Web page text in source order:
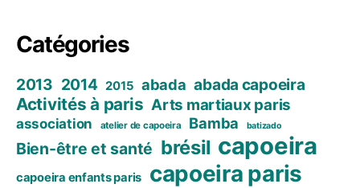
Catégories
2013 2014 2015 abada abada capoeira
Activités à paris Arts martiaux paris
association atelier de capoeira Bamba batizado
Bien-être et santé brésil capoeira
capoeira enfants paris capoeira paris